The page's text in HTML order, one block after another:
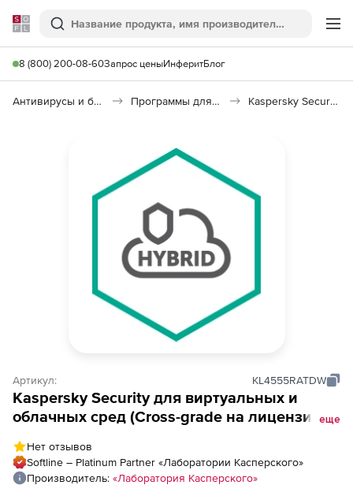
Softline
Поиск
8 (800) 200-08-60Запрос ценыИнферитБлог
Антивирусы и безопасность Программы для защиты информации Kaspersky Security для виртуальных и облачных сред
Артикул: KL4555RATDW
Kaspersky Security для виртуальных и
облачных сред (Cross-grade на лицензию
количеству ядер физических процессоров
еще
Нет отзывов
Softline – Platinum Partner «Лаборатории Касперского»
Производитель: «Лаборатория Касперского»